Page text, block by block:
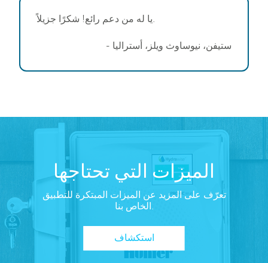
يا له من دعم رائع! شكرًا جزيلاً.
- ستيفن، نيوساوث ويلز، أستراليا
الميزات التي تحتاجها
تعرّف على المزيد عن الميزات المبتكرة للتطبيق
الخاص بنا.
استكشاف